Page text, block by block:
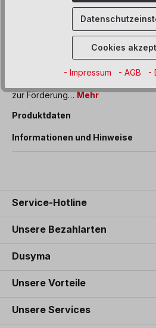
Zum Merkzettel hinzufügen
Ein Klassiker unter den
zur Förderung…Mehr
Produktdaten
Informationen und Hinweise
Service-Hotline
Unsere Bezahlarten
Dusyma
Unsere Vorteile
Unsere Services
Cookies
- Impressum - AGB -